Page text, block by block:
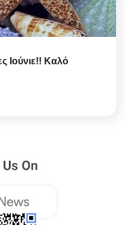
Ιούνιε!! Καλό